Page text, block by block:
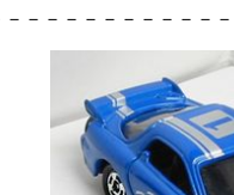
－－－－－－－－－－